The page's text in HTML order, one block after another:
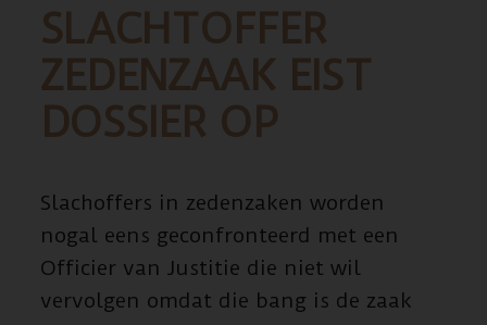
SLACHTOFFER
ZEDENZAAK EIST
DOSSIER OP
Slachoffers in zedenzaken worden
nogal eens geconfronteerd met een
Officier van Justitie die niet wil
vervolgen omdat die bang is de zaak